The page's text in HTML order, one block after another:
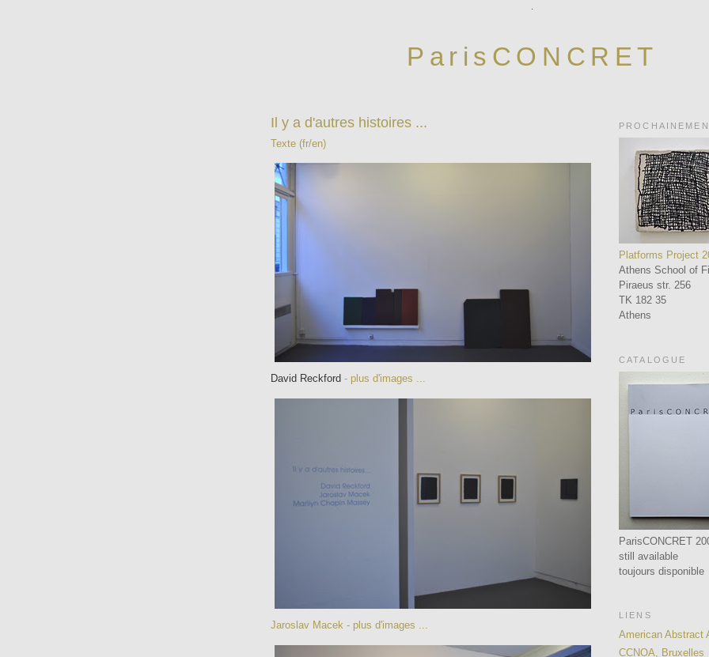
.
ParisCONCRET
Il y a d'autres histoires ...
Texte (fr/en)
David Reckford - plus d'images ...
Jaroslav Macek - plus d'images ...
Platforms Project
Athens School of
Piraeus str. 256
TK 182 35
Athens
CATALOGUE
ParisCONCRET
still available
toujours disponible
LIENS
American Abstract
CCNOA, Bruxelles